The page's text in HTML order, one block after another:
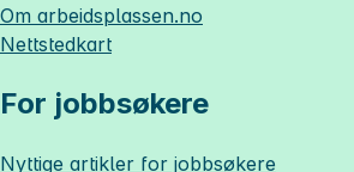
Om arbeidsplassen.no
Nettstedkart
For jobbsøkere
Nyttige artikler for jobbsøkere